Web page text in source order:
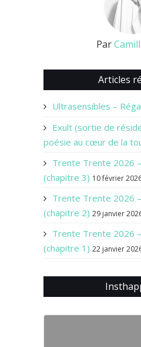
Par
Articles
Ultrasensibles –
Exult (sortie de
poésie au cœur de la
Trente Trente 2026
(chapitre 3) 10 février
Trente Trente 2026
(chapitre 2) 29 janvier
Trente Trente 2026
(chapitre 1) 22 janvier